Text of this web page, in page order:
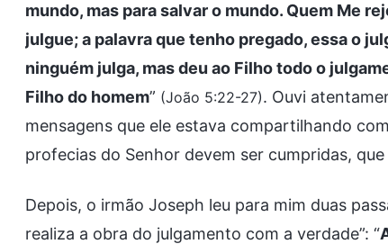
mundo, mas para salvar o mundo. Quem Me
julgue; a palavra que tenho pregado, essa o
ninguém julga, mas deu ao Filho todo o
Filho do homem” (João 5:22-27). Ouvi
mensagens que ele estava compartilhando
profecias do Senhor devem ser cumpridas,
Depois, o irmão Joseph leu para mim duas
realiza a obra do julgamento com a verdade”: “